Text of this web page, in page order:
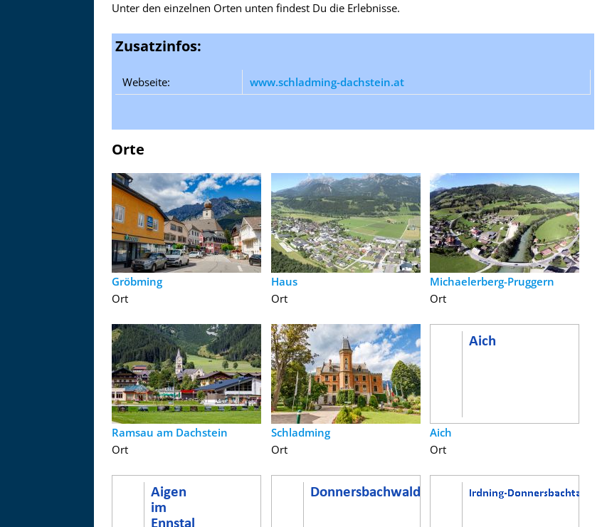
Unter den einzelnen Orten unten findest Du die Erlebnisse.
Zusatzinfos:
Webseite: www.schladming-dachstein.at
Orte
Gröbming
Ort
Ramsau am Dachstein
Ort
Haus
Ort
Schladming
Ort
Michaelerberg-Pruggern
Ort
Aich
Ort